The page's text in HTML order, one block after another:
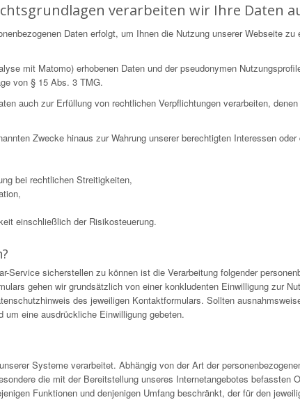
verarbeiten wir Ihre Daten
Daten erfolgt, um Ihnen die Nutzung unserer Webseite
mit Matomo) erhobenen Daten und der pseudonymen
von § 15 Abs. 3 TMG.
auch zur Erfüllung von rechtlichen Verpflichtungen verarbeiten,
Zwecke hinaus zur Wahrung unserer berechtigten Interessen
bei rechtlichen Streitigkeiten,
einschließlich der Risikosteuerung.
Service sicherstellen zu können ist die Verarbeitung folgender
gehen wir grundsätzlich von einer konkludenten Einwilligung zur
des jeweiligen Kontaktformulars. Sollten
eine ausdrückliche Einwilligung gebeten.
Systeme verarbeitet. Abhängig von der Art der
die mit der Bereitstellung unseres Internetangebotes befassten
Funktionen und denjenigen Umfang beschränkt, der für den